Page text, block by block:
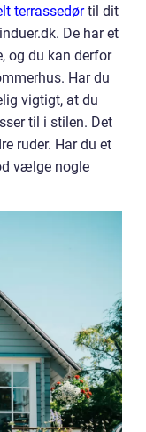
terrassedørtil dit
De har et
og du kan derfor
Har du
vigtigt, at du
til i stilen. Det
ruder. Har du et
vælge nogle